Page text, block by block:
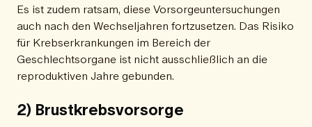
Es ist zudem ratsam, diese Vorsorgeuntersuchungen
auch nach den Wechseljahren fortzusetzen. Das Risiko
für Krebserkrankungen im Bereich der
Geschlechtsorgane ist nicht ausschließlich an die
reproduktiven Jahre gebunden.
2) Brustkrebsvorsorge